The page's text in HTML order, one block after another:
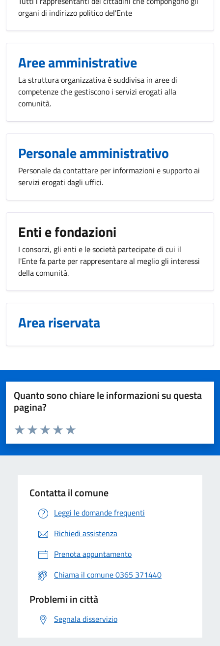
organi di indirizzo politico del'Ente
Aree amministrative
La struttura organizzativa è suddivisa in aree di
competenze che gestiscono i servizi erogati alla
comunità.
Personale amministrativo
Personale da contattare per informazioni e supporto ai
servizi erogati dagli uffici.
Enti e fondazioni
I consorzi, gli enti e le società partecipate di cui il
l'Ente fa parte per rappresentare al meglio gli interessi
della comunità.
Area riservata
Quanto sono chiare le informazioni su questa
pagina?
Valuta da 1 a 5 stelle la pagina
Valuta 5 stelle su 5
Valuta 4 stelle su 5
Valuta 3 stelle su 5
Valuta 2 stelle su 5
Valuta 1 stelle su 5
Contatta il comune
Leggi le domande frequenti
Richiedi assistenza
Prenota appuntamento
Chiama il comune 0365 371440
Problemi in città
Segnala disservizio